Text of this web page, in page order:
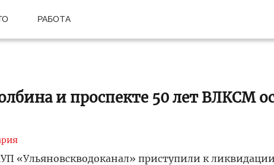
РАБОТА
и проспекте 50 лет ВЛКСМ
«Ульяновскводоканал» приступили к